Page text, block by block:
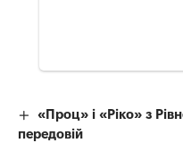
«Проц» і «Ріко» з
передовій